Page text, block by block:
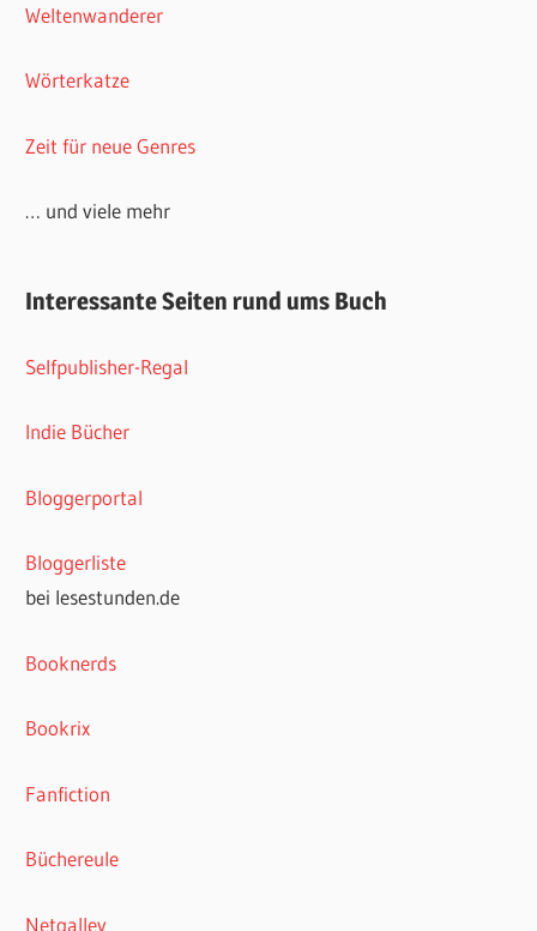
Weltenwanderer
Wörterkatze
Zeit für neue Genres
… und viele mehr
Interessante Seiten rund ums Buch
Selfpublisher-Regal
Indie Bücher
Bloggerportal
Bloggerliste
bei lesestunden.de
Booknerds
Bookrix
Fanfiction
Büchereule
Netgalley